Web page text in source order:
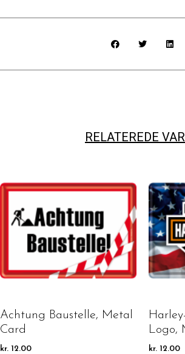
RELATEREDE
Achtung Baustelle, Metal
Card
kr. 12.00
Logo,
kr. 12.00